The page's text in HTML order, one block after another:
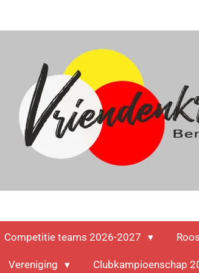
Competitie teams 2026-2027
Vereniging Clubkampioenschap